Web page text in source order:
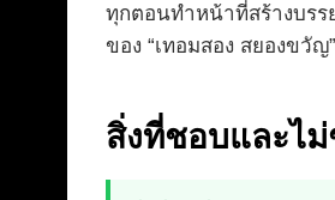
ทุกตอนทำหน้าที่สร้างบรร
ของ “เทอมสอง สยองขวั
สิ่งที่ชอบและไ